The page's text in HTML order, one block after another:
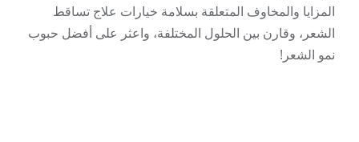
المزايا والمخاوف المتعلقة بسلامة خيارات علاج تساقط
الشعر، وقارن بين الحلول المختلفة، واعثر على أفضل حبوب
نمو الشعر!